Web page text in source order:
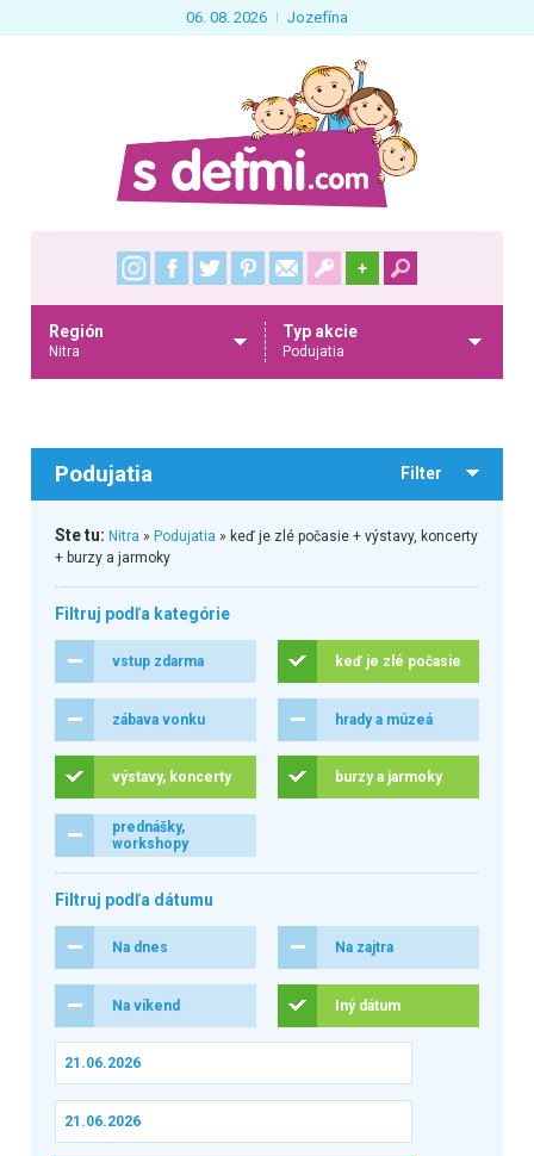
06. 08. 2026 Jozefína
+
Región
Nitra
Typ akcie
Podujatia
Podujatia Filter
Ste tu: Nitra » Podujatia » keď je zlé počasie + výstavy, koncerty
+ burzy a jarmoky
Filtruj podľa kategórie
vstup zdarma keď je zlé počasie
zábava vonku hrady a múzeá
výstavy, koncerty burzy a jarmoky
prednášky,
workshopy
Filtruj podľa dátumu
Na dnes Na zajtra
Na víkend Iný dátum